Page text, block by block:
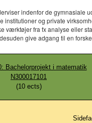
indenfor de gymnasiale
institutioner og private
værktøjer fra fx analyse eller
give adgang til en
Bachelorprojekt i matematik
N300017101
(10ects)